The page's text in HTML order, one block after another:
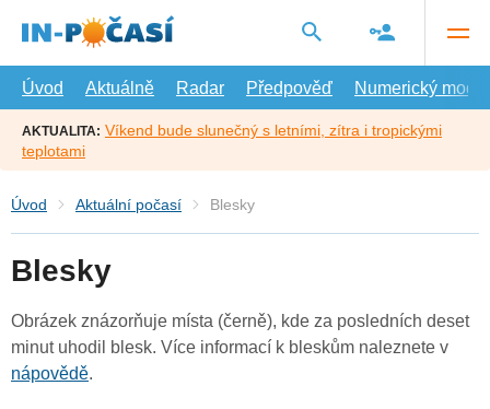
hlavní
Úvod
Aktuálně Radar Předpověď Numerický model
AKTUALITA: Víkend bude slunečný s letními, zítra i tropickými
teplotami
Úvod Aktuální počasí Blesky
Blesky
Obrázek znázorňuje místa (černě), kde za posledních deset
minut uhodil blesk. Více informací k bleskům naleznete v
nápovědě.